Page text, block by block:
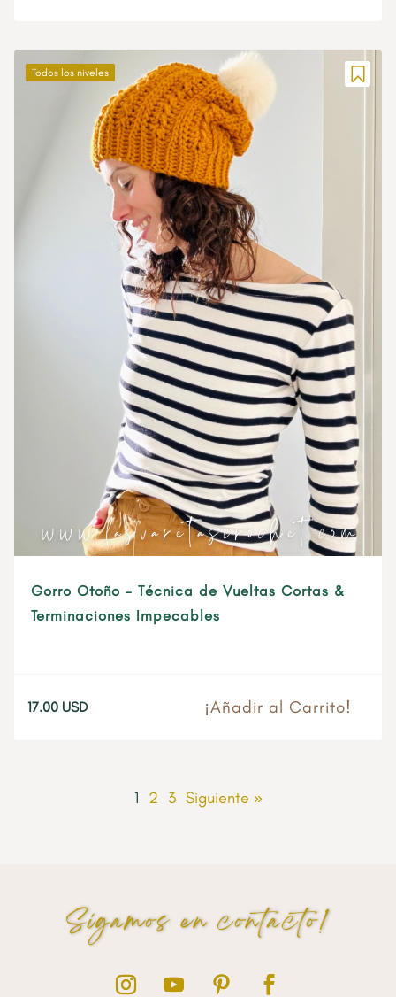
Todos los niveles
Gorro Otoño – Técnica de Vueltas Cortas &
Terminaciones Impecables
17.00 USD ¡Añadir al Carrito!
1 2 3 Siguiente »
Sigamos en contacto!